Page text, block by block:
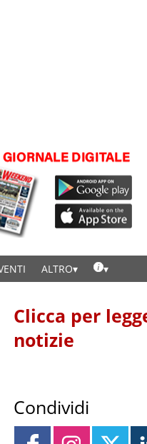
ALTRO
Clicca per
notizie
Condividi